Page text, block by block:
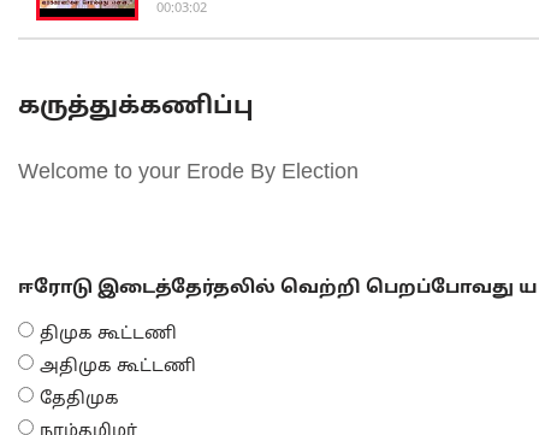
00:03:02
கருத்துக்கணிப்பு
Welcome to your Erode By Election
ஈரோடு இடைத்தேர்தலில் வெற்றி பெறப்போவது
திமுக கூட்டணி
அதிமுக கூட்டணி
தேதிமுக